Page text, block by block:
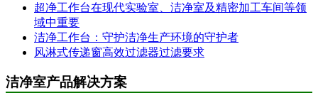
超净工作台在现代实验室、洁净室及精密加工车间等领
域中重要
洁净工作台：守护洁净生产环境的守护者
风淋式传递窗高效过滤器过滤要求
洁净室产品解决方案